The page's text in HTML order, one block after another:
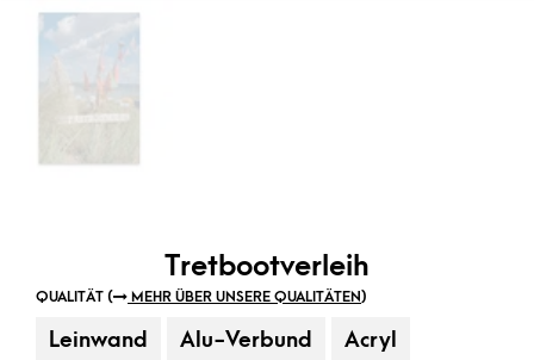
Tretbootverleih
QUALITÄT ( MEHR ÜBER UNSERE QUALITÄTEN)
Leinwand Alu-Verbund Acryl